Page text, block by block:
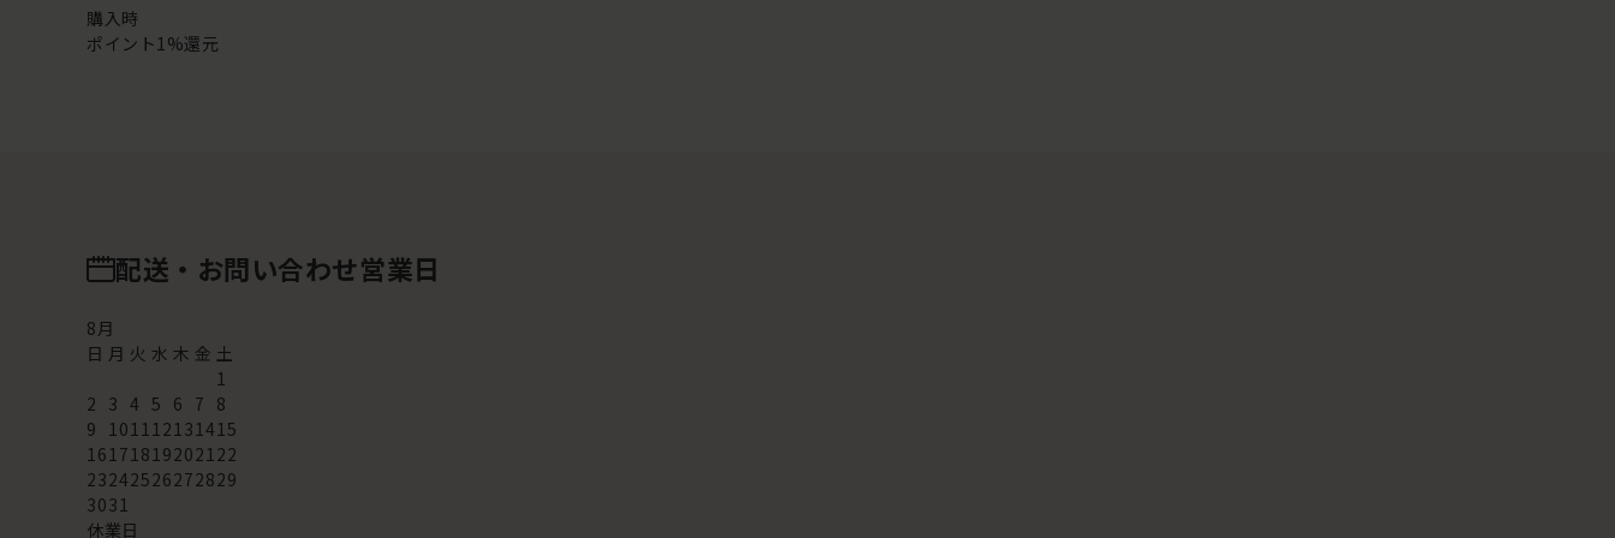
購入時
ポイント1%還元
配送・お問い合わせ営業日
8月
日 月 火 水 木 金 土
1
2 3 4 5 6 7 8
9 101112131415
16171819202122
23242526272829
3031
休業日